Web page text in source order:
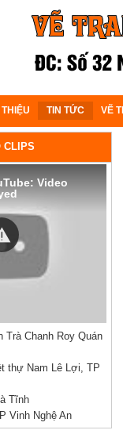
TIN TỨC VẼ
CLIPS
Video
Trà Chanh Roy Quán
thự Nam Lê Lợi, TP
Tĩnh
Vinh Nghệ An